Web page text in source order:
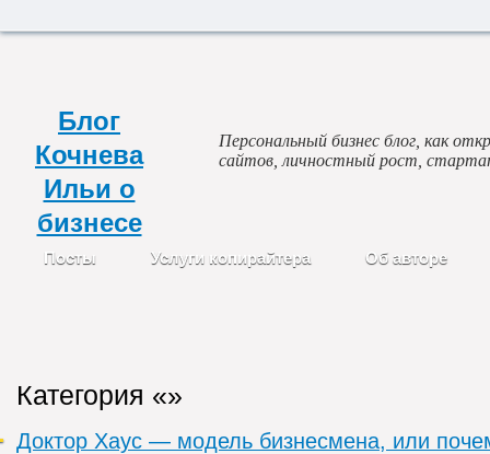
Категория «»
Доктор Хаус — модель бизнесмена, или
Блог
Кочнева
Ильи о
бизнесе
Персональный бизнес блог, как
сайтов, личностный рост,
Посты Услуги копирайтера Об авторе